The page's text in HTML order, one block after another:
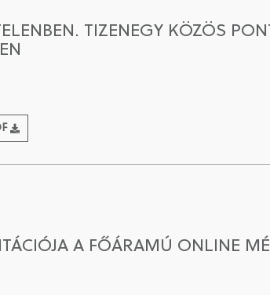
TIZENEGY KÖZÖS
A FŐÁRAMÚ ONLINE